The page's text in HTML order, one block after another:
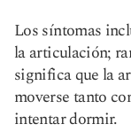
Los síntomas
la articulación;
significa que la
moverse tanto
intentar dormir.